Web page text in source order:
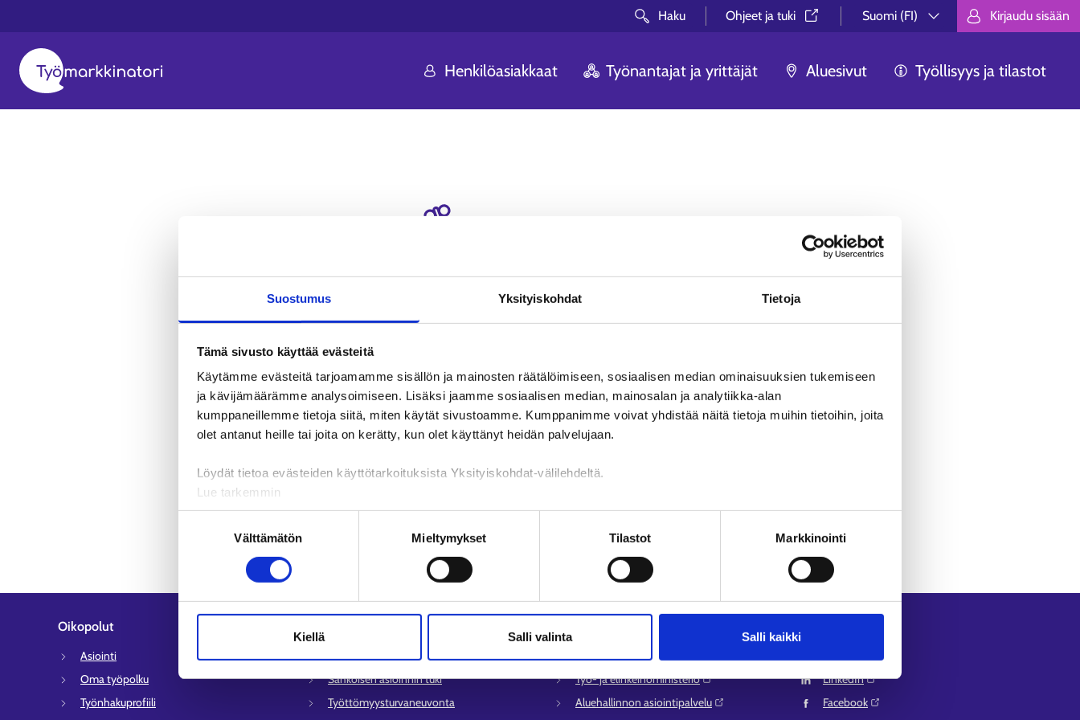
Suostumus Yksityiskohdat Tietoja
Tämä sivusto käyttää evästeitä
Käytämme evästeitä tarjoamamme sisällön ja mainosten räätälöimiseen, sosiaalisen median ominaisuuksien tukemiseen
ja kävijämäärämme analysoimiseen. Lisäksi jaamme sosiaalisen median, mainosalan ja analytiikka-alan
kumppaneillemme tietoja siitä, miten käytät sivustoamme. Kumppanimme voivat yhdistää näitä tietoja muihin tietoihin, joita
olet antanut heille tai joita on kerätty, kun olet käyttänyt heidän palvelujaan.
Löydät tietoa evästeiden käyttötarkoituksista Yksityiskohdat-välilehdeltä.
Lue tarkemmin
Evästeet
Tietosuoja ja henkilötietojen käsittely
Välttämätön Mieltymykset Tilastot Markkinointi
Kiellä Salli valinta Salli kaikki
Haku Ohjeet ja tuki⁠
Suomi (FI)
Valitse kieli. Välj språk. Choose
Kirjaudu sisään
Henkilöasiakkaat Työnantajat ja yrittäjät Aluesivut Työllisyys ja tilastot
Voi ei! Etsimääsi sivua ei löytynyt.
Olemme pahoillamme. Sivua, johon yritit päästä, ei syystä tai toisesta
Oikopolut
Asiointi
Oma työpolku
Työnhakuprofiili
Työllisyysalueiden yhteystiedot
Sähköisen asioinnin tuki
Työttömyysturvaneuvonta
KEHA-keskus⁠
Työ- ja elinkeinoministeriö⁠
Aluehallinnon asiointipalvelu⁠
LinkedIn⁠
Facebook⁠